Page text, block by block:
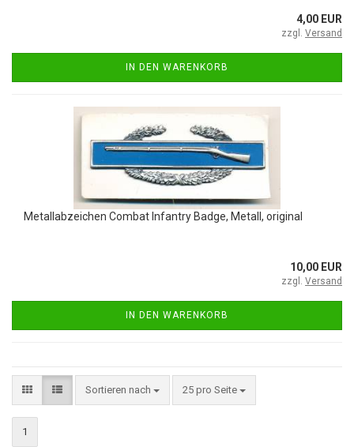
4,00 EUR
zzgl. Versand
IN DEN WARENKORB
Metallabzeichen Combat Infantry Badge, Metall, original
10,00 EUR
zzgl. Versand
IN DEN WARENKORB
Sortieren nach 25 pro Seite
1